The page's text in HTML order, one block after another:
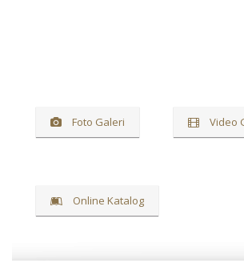
Foto Galeri Video
Online Katalog